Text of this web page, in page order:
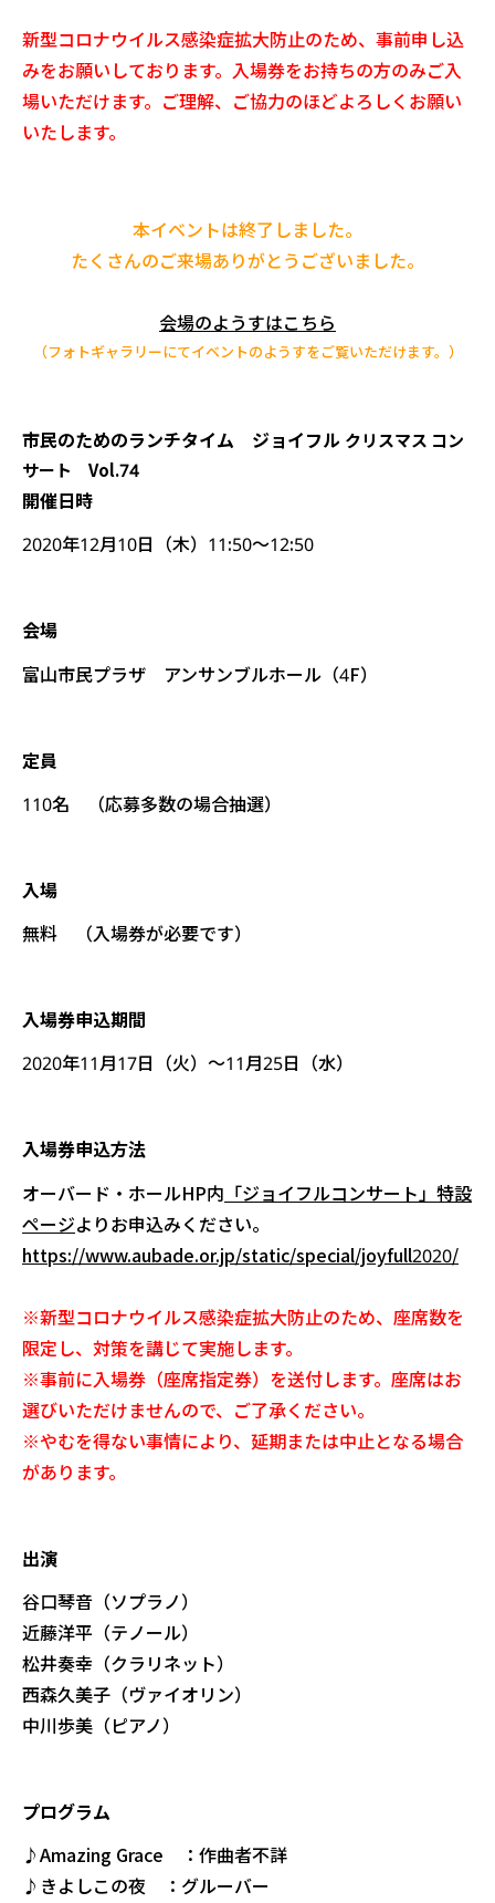
新型コロナウイルス感染症拡大防止のため、 事前申し込
みをお願いしております。入場券をお持ちの方のみご入
場いただけます。ご理解、ご協力のほどよろしくお願い
いたします。
本イベントは終了しました。
たくさんのご来場ありがとうございました。
会場のようすはこちら
（フォトギャラリーにてイベントのようすをご覧いただけます。）
市民のためのランチタイム ジョイフル クリスマス コン
サート Vol.74
開催日時
2020年12月10日（木）11:50～12:50
会場
富山市民プラザ アンサンブルホール（4F）
定員
110名
（応募多数の場合抽選）
入場
無料
（入場券が必要です）
入場券申込期間
2020年11月17日（火）～11月25日（水）
入場券申込方法
オーバード・ホールHP内 「ジョイフルコンサート」特設
ページよりお申込みください。
https://www.aubade.or.jp/static/special/joyfull2020/
※新型コロナウイルス感染症拡大防止のため、座席数を
限定し、対策を講じて実施します。
※事前に入場券（座席指定券）を送付します。座席はお
選びいただけませんので、ご了承ください。
※やむを得ない事情により、延期または中止となる場合
があります。
出演
谷口琴音（ソプラノ）
近藤洋平（テノール）
松井奏幸（クラリネット）
西森久美子（ヴァイオリン）
中川歩美（ピアノ）
プログラム
♪Amazing Grace ：作曲者不詳
♪きよしこの夜 ：グルーバー